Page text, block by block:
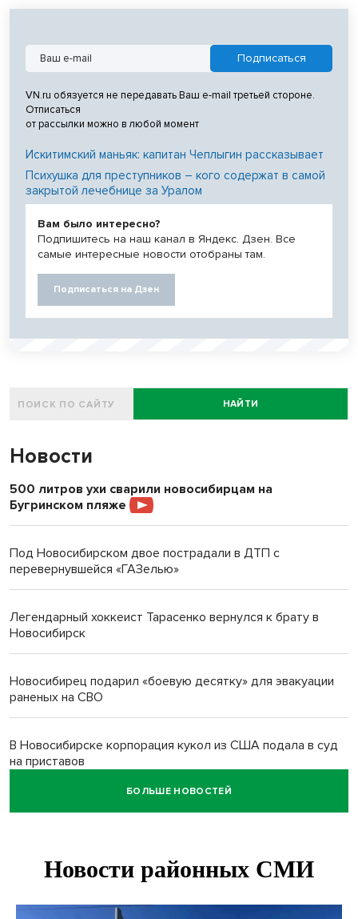
VN.ru обязуется не передавать Ваш e-mail третьей стороне.
Отписаться
от рассылки можно в любой момент
Искитимский маньяк: капитан Чеплыгин рассказывает
Психушка для преступников – кого содержат в самой
закрытой лечебнице за Уралом
Вам было интересно?
Подпишитесь на наш канал в Яндекс. Дзен. Все
самые интересные новости отобраны там.
Подписаться на Дзен
НАЙТИ
Новости
500 литров ухи сварили новосибирцам на
Бугринском пляже
Под Новосибирском двое пострадали в ДТП с
перевернувшейся «ГАЗелью»
Легендарный хоккеист Тарасенко вернулся к брату в
Новосибирск
Новосибирец подарил «боевую десятку» для эвакуации
раненых на СВО
В Новосибирске корпорация кукол из США подала в суд
на приставов
В Новосибирске минздрав объявил бесплатную
В Новосибирске врачи прооперировали 25 тысяч
БОЛЬШЕ НОВОСТЕЙ